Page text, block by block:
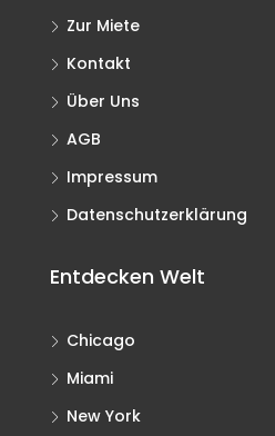
Zur Miete
Kontakt
Über Uns
AGB
Impressum
Datenschutzerklärung
Entdecken Welt
Chicago
Miami
New York